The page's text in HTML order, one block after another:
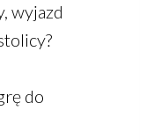
wyjazd
do